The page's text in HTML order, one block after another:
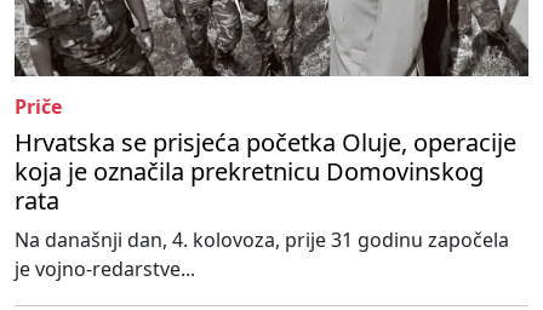
Priče
Hrvatska se prisjeća početka Oluje, operacije
koja je označila prekretnicu Domovinskog
rata
Na današnji dan, 4. kolovoza, prije 31 godinu započela
je vojno-redarstve...